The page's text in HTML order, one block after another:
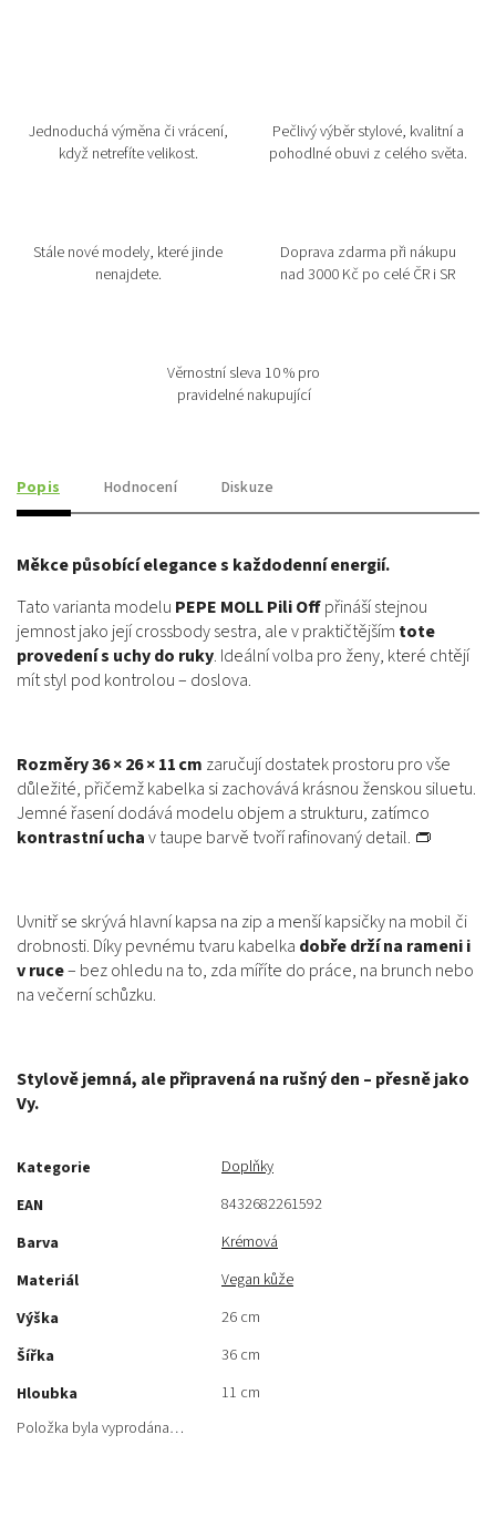
Jednoduchá výměna či vrácení,
když netrefíte velikost.
Pečlivý výběr stylové, kvalitní a
pohodlné obuvi z celého světa.
Stále nové modely, které jinde
nenajdete.
Doprava zdarma při nákupu
nad 3000 Kč po celé ČR i SR
Věrnostní sleva 10 % pro
pravidelné nakupující
Popis Hodnocení Diskuze
Měkce působící elegance s každodenní energií.
Tato varianta modelu PEPE MOLL Pili Offpřináší stejnou
jemnost jako její crossbody sestra, ale v praktičtějším tote
provedení s uchy do ruky. Ideální volba pro ženy, které chtějí
mít styl pod kontrolou – doslova.
Rozměry 36 × 26 × 11 cm zaručují dostatek prostoru pro vše
důležité, přičemž kabelka si zachovává krásnou ženskou siluetu.
Jemné řasení dodává modelu objem a strukturu, zatímco
kontrastní uchav taupe barvě tvoří rafinovaný detail. 👝
Uvnitř se skrývá hlavní kapsa na zip a menší kapsičky na mobil či
drobnosti. Díky pevnému tvaru kabelka dobře drží na rameni i
v ruce– bez ohledu na to, zda míříte do práce, na brunch nebo
na večerní schůzku.
Stylově jemná, ale připravená na rušný den – přesně jako
Vy.
Kategorie
Doplňky
EAN
8432682261592
Barva
Krémová
Materiál
Vegan kůže
Výška
26 cm
Šířka
36 cm
Hloubka
11 cm
Položka byla vyprodána…